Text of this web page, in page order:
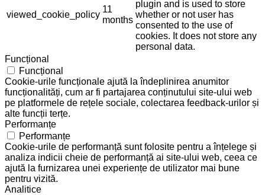
viewed_cookie_policy
11
months
plugin and is used to store
whether or not user has
consented to the use of
cookies. It does not store any
personal data.
Funcțional
Funcțional
Cookie-urile funcționale ajută la îndeplinirea anumitor
funcționalități, cum ar fi partajarea conținutului site-ului web
pe platformele de rețele sociale, colectarea feedback-urilor și
alte funcții terțe.
Performanțe
Performanțe
Cookie-urile de performanță sunt folosite pentru a înțelege și
analiza indicii cheie de performanță ai site-ului web, ceea ce
ajută la furnizarea unei experiențe de utilizator mai bune
pentru vizită.
Analitice